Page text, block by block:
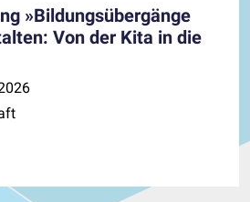
»Bildungsübergänge
Von der Kita in die